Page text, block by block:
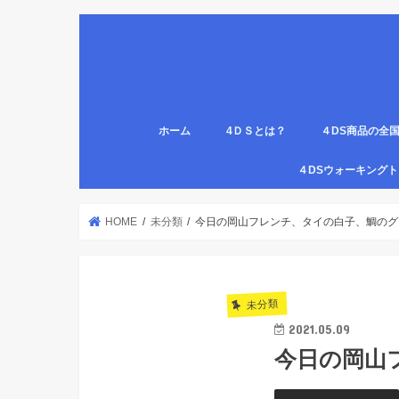
ホーム 4ＤＳとは？
医療従事者,学生のための語呂合わせ
４DS商品の全
４DSの公認ク
4DS腸腹ペタベ
４DS螺旋ソック
４DSウォーキン
HOME 未分類 今日の岡山フレンチ、タイの白子、鯛の
未分類
2021.05.09
今日の岡山